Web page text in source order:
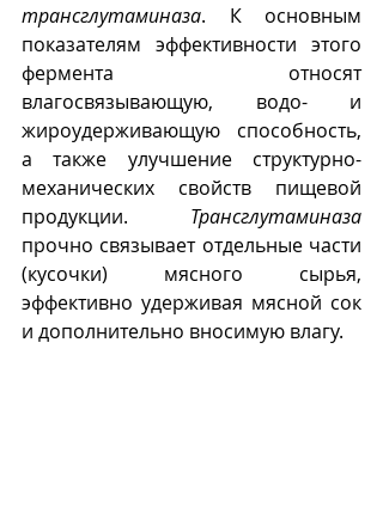
трансглутаминаза. К основным
показателям эффективности этого
фермента относят
влагосвязывающую, водо- и
жироудерживающую способность,
а также улучшение структурно-
механических свойств пищевой
продукции. Трансглутаминаза
прочно связывает отдельные части
(кусочки) мясного сырья,
эффективно удерживая мясной сок
и дополнительно вносимую влагу.